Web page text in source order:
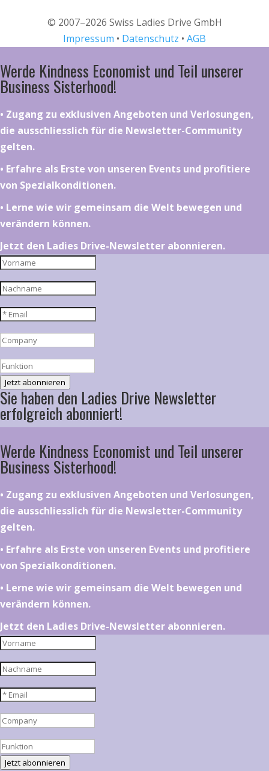
© 2007–2026 Swiss Ladies Drive GmbH
Impressum • Datenschutz • AGB
Werde Kindness Economist und Teil unserer
Business Sisterhood!
•⁠ ⁠⁠Zugang zu exklusiven Angeboten und Verlosungen,
die ausschliesslich für die Newsletter-Community
gelten.
•⁠ ⁠⁠Erfahre als Erste von unseren Events und profitiere
von Spezialkonditionen.
•⁠ ⁠⁠Lerne wie wir gemeinsam die Welt bewegen und
verändern können.
Jetzt den Ladies Drive-Newsletter abonnieren.
Jetzt abonnieren
Sie haben den Ladies Drive Newsletter
erfolgreich abonniert!
Werde Kindness Economist und Teil unserer
Business Sisterhood!
•⁠ ⁠⁠Zugang zu exklusiven Angeboten und Verlosungen,
die ausschliesslich für die Newsletter-Community
gelten.
•⁠ ⁠⁠Erfahre als Erste von unseren Events und profitiere
von Spezialkonditionen.
•⁠ ⁠⁠Lerne wie wir gemeinsam die Welt bewegen und
verändern können.
Jetzt den Ladies Drive-Newsletter abonnieren.
Jetzt abonnieren